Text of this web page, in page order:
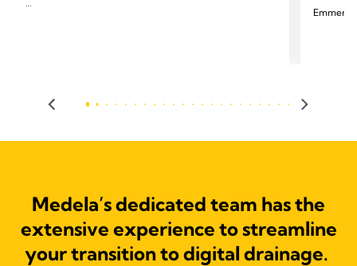
Medela’s dedicated team has the
extensive experience to streamline
your transition to digital drainage.